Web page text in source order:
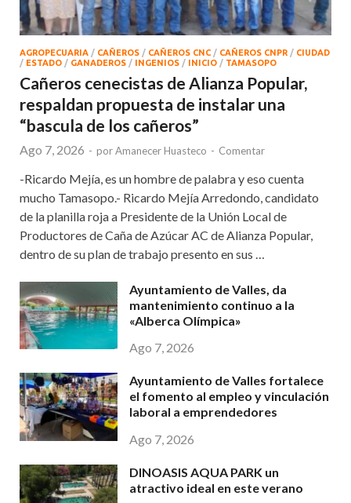
AGROPECUARIA / CAÑEROS / CAÑEROS CNC / CAÑEROS CNPR / CIUDAD
/ ESTADO / GANADEROS / INGENIOS / INICIO / TAMASOPO
Cañeros cenecistas de Alianza Popular,
respaldan propuesta de instalar una
“bascula de los cañeros”
Ago 7, 2026 - porAmanecer Huasteco - Comentar
-Ricardo Mejía, es un hombre de palabra y eso cuenta
mucho Tamasopo.- Ricardo Mejía Arredondo, candidato
de la planilla roja a Presidente de la Unión Local de
Productores de Caña de Azúcar AC de Alianza Popular,
dentro de su plan de trabajo presento en sus …
Ayuntamiento de Valles, da
mantenimiento continuo a la
«Alberca Olímpica»
Ago 7, 2026
Ayuntamiento de Valles fortalece
el fomento al empleo y vinculación
laboral a emprendedores
Ago 7, 2026
DINOASIS AQUA PARK un
atractivo ideal en este verano